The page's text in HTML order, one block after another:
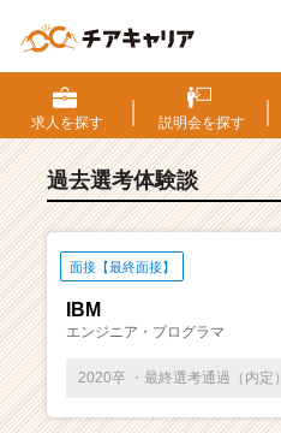
S・
選
考
験
ン
チ
ー・
求人を探す 説明会を探す
過去選考体験談
面接【最終面接】
IBM
エンジニア・プログラマ
2020卒 ・最終選考通過（内定）